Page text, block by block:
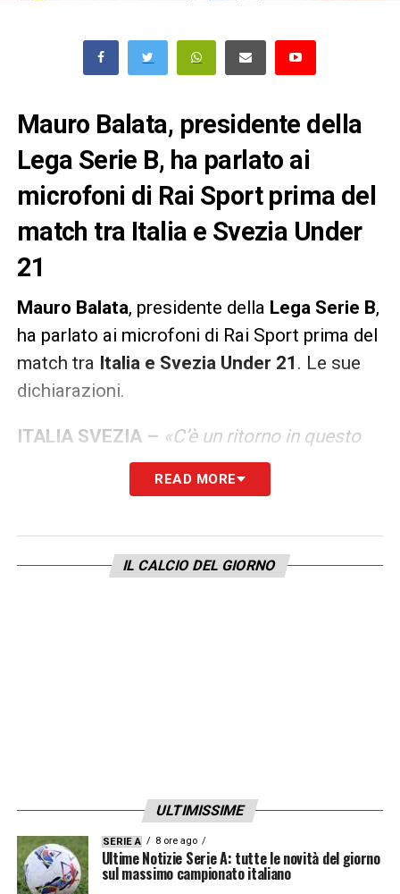
Mauro Balata, presidente della
Lega Serie B, ha parlato ai
microfoni di Rai Sport prima del
match tra Italia e Svezia Under
21
Mauro Balata, presidente della Lega Serie B,
ha parlato ai microfoni di Rai Sport prima del
match tra Italia e Svezia Under 21 . Le sue
dichiarazioni.
ITALIA SVEZIA – «C’è un ritorno in questo
stadio dopo 20 anni. Una struttura molto
bella e accogliente. Il terreno di gioco è in
squadra quadrata, noi siamo reduci da una
READ MORE
IL CALCIO DEL GIORNO
ULTIMISSIME
SERIE A 8 ore ago
Ultime Notizie Serie A: tutte le novità del giorno
sul massimo campionato italiano